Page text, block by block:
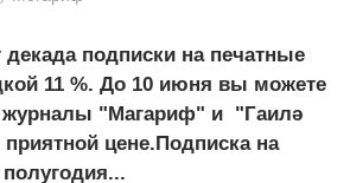
декада подписки на печатные
11 %. До 10 июня вы можете
журналы "Магариф" и "Гаилә
цене.Подписка на